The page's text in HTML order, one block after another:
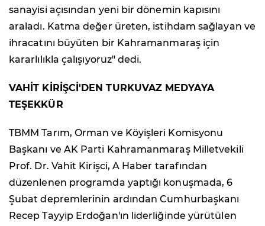
sanayisi açısından yeni bir dönemin kapısını
araladı. Katma değer üreten, istihdam sağlayan ve
ihracatını büyüten bir Kahramanmaraş için
kararlılıkla çalışıyoruz" dedi.
VAHİT KİRİŞCİ'DEN TURKUVAZ MEDYAYA
TEŞEKKÜR
TBMM Tarım, Orman ve Köyişleri Komisyonu
Başkanı ve AK Parti Kahramanmaraş Milletvekili
Prof. Dr. Vahit Kirişci, A Haber tarafından
düzenlenen programda yaptığı konuşmada, 6
Şubat depremlerinin ardından Cumhurbaşkanı
Recep Tayyip Erdoğan'ın liderliğinde yürütülen